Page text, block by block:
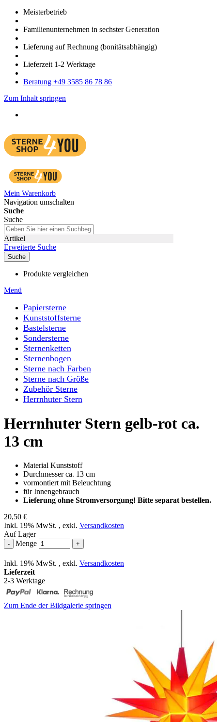
Meister­betrieb
Familien­unter­nehmen in sechster Gene­ration
Lieferung auf Rech­nung (bonitätsabhängig)
Liefer­zeit 1-2 Werk­tage
Bera­tung +49 3585 86 78 86
Zum Inhalt springen
Mein Warenkorb
Navigation umschalten
Suche
Suche
Artikel
Erweiterte Suche
Suche
Produkte vergleichen
Menü
Papiersterne
Kunststoffsterne
Bastelsterne
Sondersterne
Sternenketten
Sternenbogen
Sterne nach Farben
Sterne nach Größe
Zubehör Sterne
Herrnhuter Stern
Herrnhuter Stern gelb-rot ca.
13 cm
Material Kunststoff
Durchmesser ca. 13 cm
vormontiert mit Beleuchtung
für Innengebrauch
Lieferung ohne Stromversorgung! Bitte separat bestellen.
20,50 €
Inkl. 19% MwSt. , exkl. Versandkosten
Auf Lager
- Menge +
Inkl. 19% MwSt. , exkl. Versandkosten
Lieferzeit
2-3 Werktage
Zum Ende der Bildgalerie springen